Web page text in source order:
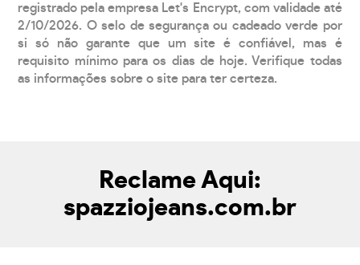
registrado pela empresa Let's Encrypt, com validade até
2/10/2026. O selo de segurança ou cadeado verde por
si só não garante que um site é confiável, mas é
requisito mínimo para os dias de hoje. Verifique todas
as informações sobre o site para ter certeza.
Reclame Aqui:
spazziojeans.com.br